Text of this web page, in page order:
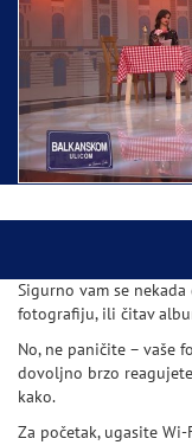
Ispraćaj
Hrama
Sigurno vam se
fotografiju, ili čitav
No, ne paničite – vaše
dovoljno brzo
kako.
Za početak, ugasite